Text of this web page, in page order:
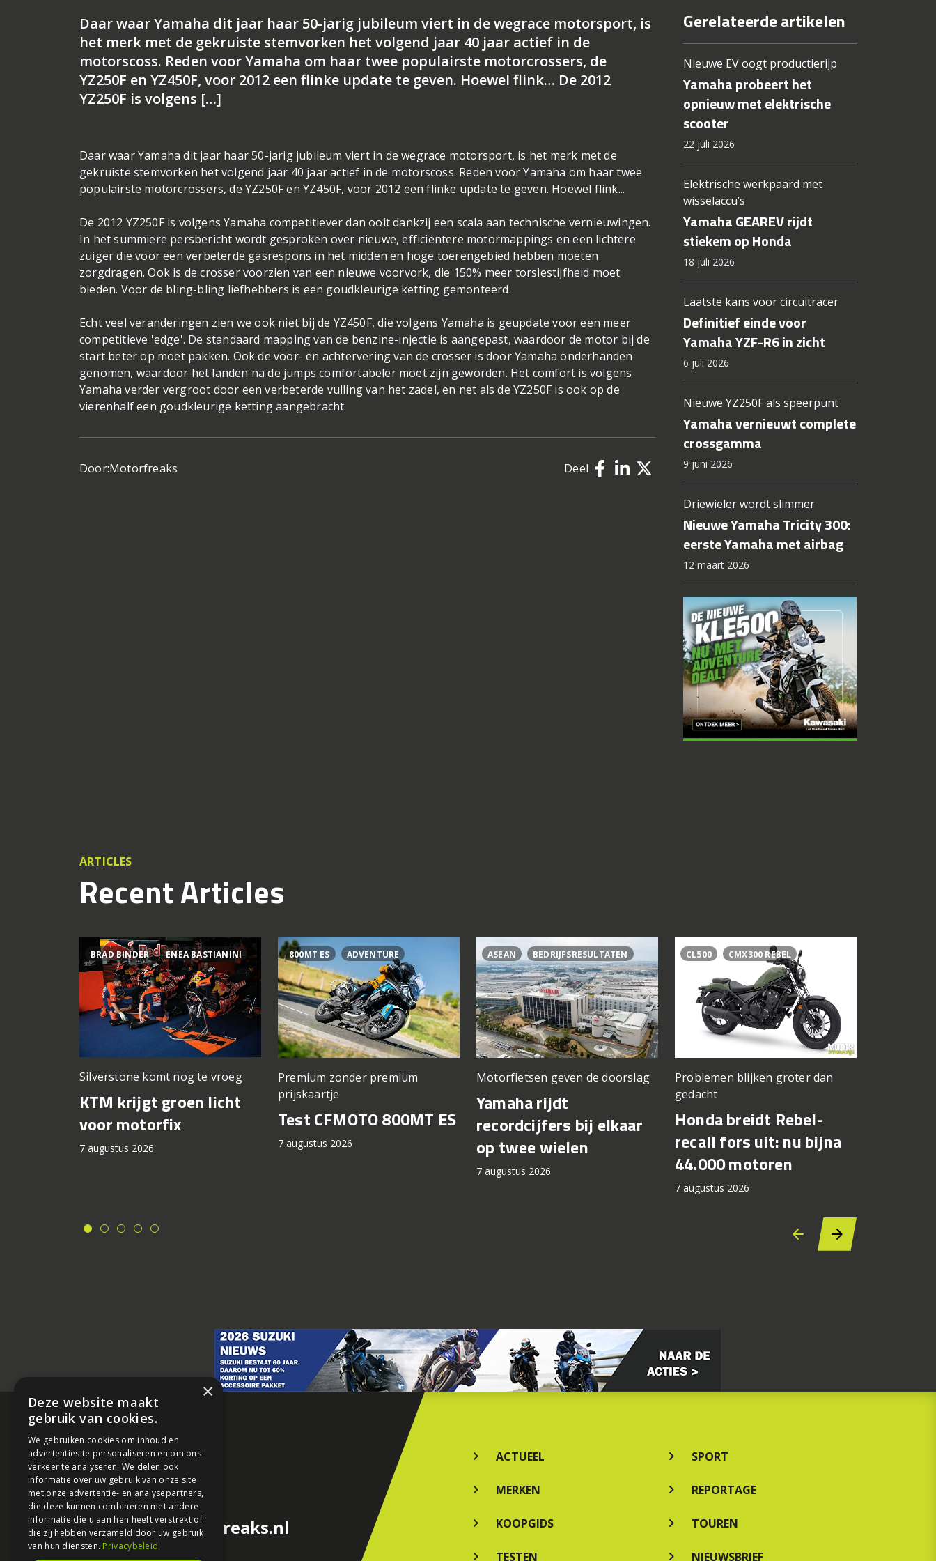
Daar waar Yamaha dit jaar haar 50-jarig jubileum viert in de wegrace motorsport, is
het merk met de gekruiste stemvorken het volgend jaar 40 jaar actief in de
motorscoss. Reden voor Yamaha om haar twee populairste motorcrossers, de
YZ250F en YZ450F, voor 2012 een flinke update te geven. Hoewel flink… De 2012
YZ250F is volgens […]
Daar waar Yamaha dit jaar haar 50-jarig jubileum viert in de wegrace motorsport, is het merk met de
gekruiste stemvorken het volgend jaar 40 jaar actief in de motorscoss. Reden voor Yamaha om haar twee
populairste motorcrossers, de YZ250F en YZ450F, voor 2012 een flinke update te geven. Hoewel flink...
De 2012 YZ250F is volgens Yamaha competitiever dan ooit dankzij een scala aan technische vernieuwingen.
In het summiere persbericht wordt gesproken over nieuwe, efficiëntere motormappings en een lichtere
zuiger die voor een verbeterde gasrespons in het midden en hoge toerengebied hebben moeten
zorgdragen. Ook is de crosser voorzien van een nieuwe voorvork, die 150% meer torsiestijfheid moet
bieden. Voor de bling-bling liefhebbers is een goudkleurige ketting gemonteerd.
Echt veel veranderingen zien we ook niet bij de YZ450F, die volgens Yamaha is geupdate voor een meer
competitieve 'edge'. De standaard mapping van de benzine-injectie is aangepast, waardoor de motor bij de
start beter op moet pakken. Ook de voor- en achtervering van de crosser is door Yamaha onderhanden
genomen, waardoor het landen na de jumps comfortabeler moet zijn geworden. Het comfort is volgens
Yamaha verder vergroot door een verbeterde vulling van het zadel, en net als de YZ250F is ook op de
vierenhalf een goudkleurige ketting aangebracht.
Door:Motorfreaks Deel
Gerelateerde artikelen
Nieuwe EV oogt productierijp
Yamaha probeert het
opnieuw met elektrische
scooter
22 juli 2026
Elektrische werkpaard met
wisselaccu’s
Yamaha GEAREV rijdt
stiekem op Honda
18 juli 2026
Laatste kans voor circuitracer
Definitief einde voor
Yamaha YZF-R6 in zicht
6 juli 2026
Nieuwe YZ250F als speerpunt
Yamaha vernieuwt complete
crossgamma
9 juni 2026
Driewieler wordt slimmer
Nieuwe Yamaha Tricity 300:
eerste Yamaha met airbag
12 maart 2026
ARTICLES
Recent Articles
BRAD BINDER ENEA BASTIANINI
Silverstone komt nog te vroeg
KTM krijgt groen licht
voor motorfix
7 augustus 2026
800MT ES ADVENTURE
Premium zonder premium
prijskaartje
Test CFMOTO 800MT ES
7 augustus 2026
ASEAN BEDRIJFSRESULTATEN
Motorfietsen geven de doorslag
Yamaha rijdt
recordcijfers bij elkaar
op twee wielen
7 augustus 2026
CL500 CMX300 REBEL
Problemen blijken groter dan
gedacht
Honda breidt Rebel-
recall fors uit: nu bijna
44.000 motoren
7 augustus 2026
redactie@motorfreaks.nl
ACTUEEL
MERKEN
KOOPGIDS
TESTEN
SPORT
REPORTAGE
TOUREN
NIEUWSBRIEF
×
Deze website maakt
gebruik van cookies.
We gebruiken cookies om inhoud en
advertenties te personaliseren en om ons
verkeer te analyseren. We delen ook
informatie over uw gebruik van onze site
met onze advertentie- en analysepartners,
die deze kunnen combineren met andere
informatie die u aan hen heeft verstrekt of
die zij hebben verzameld door uw gebruik
van hun diensten. Privacybeleid